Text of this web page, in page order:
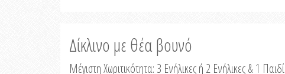
Δίκλινο με θέα βουνό
Μέγιστη Χωριτικότητα: 3 Ενήλικες ή 2 Ενήλικες & 1 Παιδί